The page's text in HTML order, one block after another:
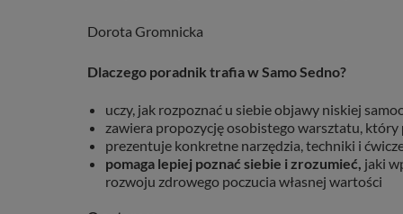
Dorota Gromnicka
Dlaczego poradnik trafia w Samo Sedno?
uczy, jak rozpoznać u siebie objawy niskiej
zawiera propozycję osobistego warsztatu, który
prezentuje konkretne narzędzia, techniki i
pomaga lepiej poznać siebie i zrozumieć, jaki
rozwoju zdrowego poczucia własnej wartości